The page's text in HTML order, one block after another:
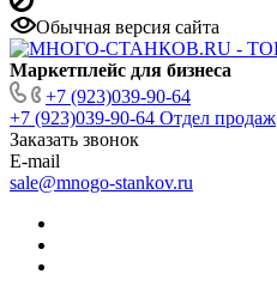
Обычная версия сайта
Маркетплейс для бизнеса
+7 (923)039-90-64
+7 (923)039-90-64 Отдел продаж
Заказать звонок
E-mail
sale@mnogo-stankov.ru